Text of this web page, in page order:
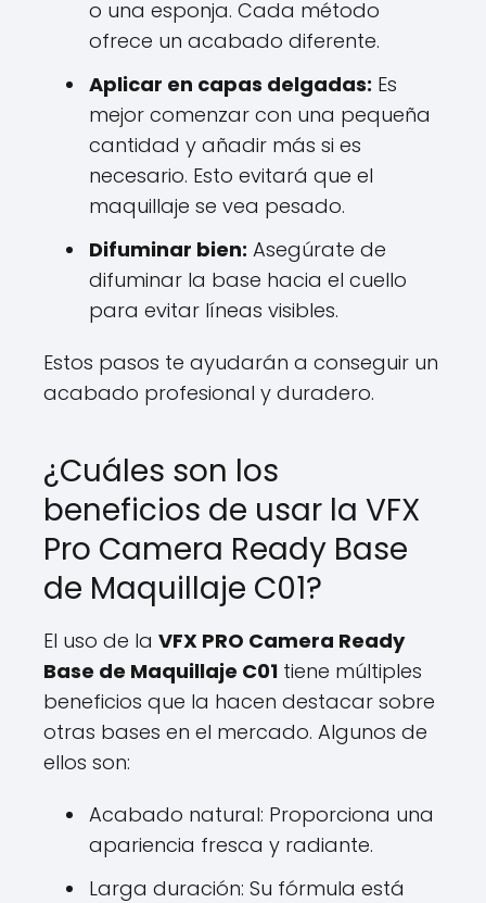
o una esponja. Cada método
ofrece un acabado diferente.
Aplicar en capas delgadas: Es
mejor comenzar con una pequeña
cantidad y añadir más si es
necesario. Esto evitará que el
maquillaje se vea pesado.
Difuminar bien: Asegúrate de
difuminar la base hacia el cuello
para evitar líneas visibles.
Estos pasos te ayudarán a conseguir un
acabado profesional y duradero.
¿Cuáles son los
beneficios de usar la VFX
Pro Camera Ready Base
de Maquillaje C01?
El uso de la VFX PRO Camera Ready
Base de Maquillaje C01 tiene múltiples
beneficios que la hacen destacar sobre
otras bases en el mercado. Algunos de
ellos son:
Acabado natural: Proporciona una
apariencia fresca y radiante.
Larga duración: Su fórmula está